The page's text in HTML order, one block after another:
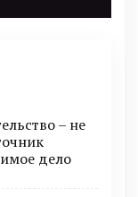
– не
дело